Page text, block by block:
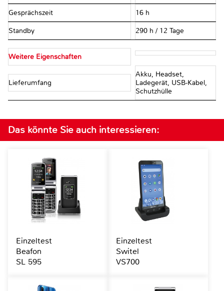
Gesprächszeit 16 h
Standby 290 h / 12 Tage
Weitere Eigenschaften
Lieferumfang
Akku, Headset,
Ladegerät, USB-Kabel,
Schutzhülle
Das könnte Sie auch interessieren:
Einzeltest
Beafon
SL 595
Einzeltest
Switel
VS700